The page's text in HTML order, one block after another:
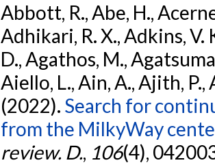
Abbott, R., Abe, H.,
Adhikari, R. X., Adkins, V.
D., Agathos, M.,
Aiello, L., Ain, A., Ajith, P.,
(2022). Search for
from the MilkyWay
review. D., 106(4),